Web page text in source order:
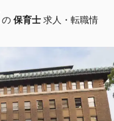
の 保育士 求人・転職情